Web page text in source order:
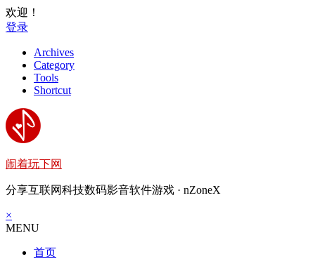
欢迎！
登录
Archives
Category
Tools
Shortcut
闹着玩下网
分享互联网科技数码影音软件游戏 · nZoneX
×
MENU
首页